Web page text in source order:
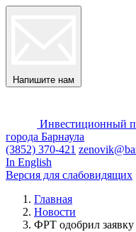
Напишите нам
Инвестиционный
города Барнаула
(3852) 370-421
In English
Версия для слабовидящих
Главная
Новости
ФРТ одобрил заявку